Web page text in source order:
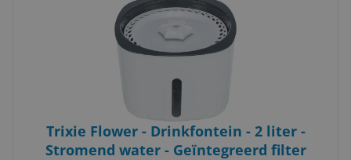
Trixie Flower - Drinkfontein - 2 liter -
Stromend water - Geïntegreerd filter